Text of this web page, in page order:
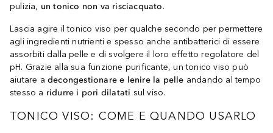
pulizia, un tonico non va risciacquato.
Lascia agire il tonico viso per qualche secondo per permettere
agli ingredienti nutrienti e spesso anche antibatterici di essere
assorbiti dalla pelle e di svolgere il loro effetto regolatore del
pH. Grazie alla sua funzione purificante, un tonico viso può
aiutare adecongestionare e lenire la pelle andando al tempo
stesso a ridurre i pori dilatati sul viso.
TONICO VISO: COME E QUANDO USARLO